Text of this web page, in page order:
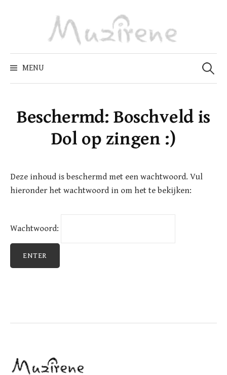
MENU
Zoeken
naar:
Beschermd: Boschveld is
Dol op zingen :)
Deze inhoud is beschermd met een wachtwoord. Vul
hieronder het wachtwoord in om het te bekijken:
Wachtwoord: